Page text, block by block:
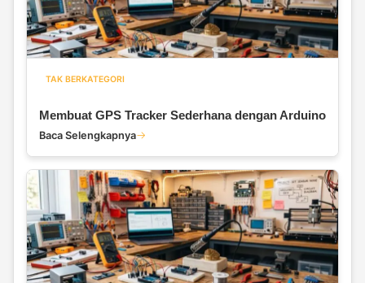
TAK BERKATEGORI
Membuat GPS Tracker Sederhana dengan Arduino
Baca Selengkapnya